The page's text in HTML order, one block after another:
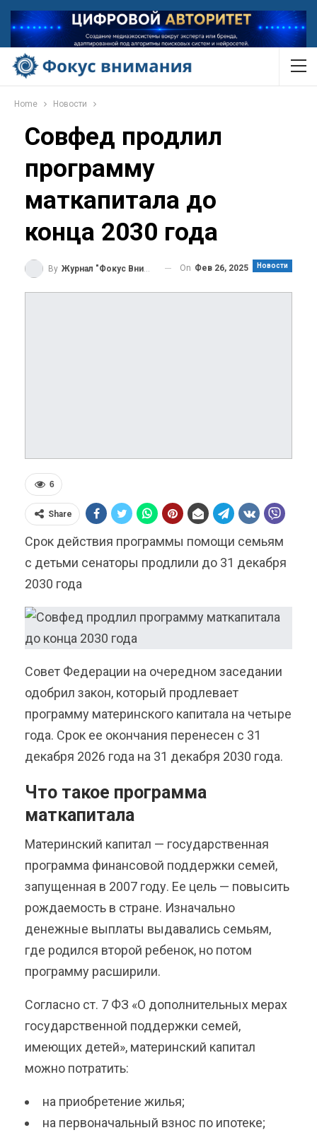
Home Новости
Совфед продлил
программу
маткапитала до
конца 2030 года
Новости
By Журнал "Фокус Внимания" On Фев 26, 2025
6
Share
Срок действия программы помощи семьям
с детьми сенаторы продлили до 31 декабря
2030 года
Совет Федерации на очередном заседании
одобрил закон, который продлевает
программу материнского капитала на четыре
года. Срок ее окончания перенесен с 31
декабря 2026 года на 31 декабря 2030 года.
Что такое программа
маткапитала
Материнский капитал — государственная
программа финансовой поддержки семей,
запущенная в 2007 году. Ее цель — повысить
рождаемость в стране. Изначально
денежные выплаты выдавались семьям,
где родился второй ребенок, но потом
программу расширили.
Согласно ст. 7 ФЗ «О дополнительных мерах
государственной поддержки семей,
имеющих детей», материнский капитал
можно потратить:
на приобретение жилья;
на первоначальный взнос по ипотеке;